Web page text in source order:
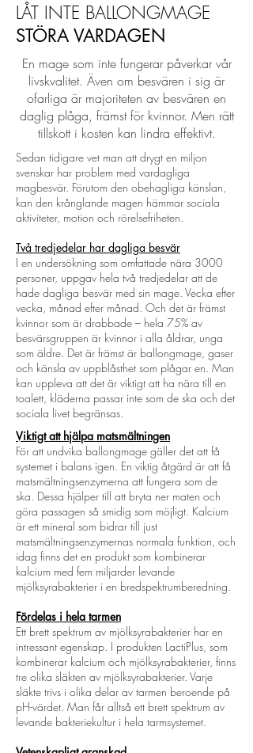
LÅT INTE BALLONGMAGE
STÖRA VARDAGEN
En mage som inte fungerar påverkar vår
livskvalitet. Även om besvären i sig är
ofarliga är majoriteten av besvären en
daglig plåga, främst för kvinnor. Men rätt
tillskott i kosten kan lindra effektivt.
Sedan tidigare vet man att drygt en miljon
svenskar har problem med vardagliga
magbesvär. Förutom den obehagliga känslan,
kan den krånglande magen hämmar sociala
aktiviteter, motion och rörelsefriheten.
Två tredjedelar har dagliga besvär
I en undersökning som omfattade nära 3000
personer, uppgav hela två tredjedelar att de
hade dagliga besvär med sin mage. Vecka efter
vecka, månad efter månad. Och det är främst
kvinnor som är drabbade – hela 75% av
besvärsgruppen är kvinnor i alla åldrar, unga
som äldre. Det är främst är ballongmage, gaser
och känsla av uppblåsthet som plågar en. Man
kan uppleva att det är viktigt att ha nära till en
toalett, kläderna passar inte som de ska och det
sociala livet begränsas.
Viktigt att hjälpa matsmältningen
För att undvika ballongmage gäller det att få
systemet i balans igen. En viktig åtgärd är att få
matsmältningsenzymerna att fungera som de
ska. Dessa hjälper till att bryta ner maten och
göra passagen så smidig som möjligt. Kalcium
är ett mineral som bidrar till just
matsmältningsenzymernas normala funktion, och
idag finns det en produkt som kombinerar
kalcium med fem miljarder levande
mjölksyrabakterier i en bredspektrumberedning.
Fördelas i hela tarmen
Ett brett spektrum av mjölksyrabakterier har en
intressant egenskap. I produkten LactiPlus, som
kombinerar kalcium och mjölksyrabakterier, finns
tre olika släkten av mjölksyrabakterier. Varje
släkte trivs i olika delar av tarmen beroende på
pH-värdet. Man får alltså ett brett spektrum av
levande bakteriekultur i hela tarmsystemet.